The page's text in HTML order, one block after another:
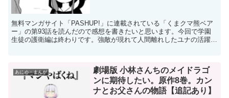
無料マンガサイト「PASHUP!」に連載されている「くまクマ熊ベア
ー」の第93話を読んだので感想を書きたいと思います。今回で学園
生徒の護衛編は終わりです。強敵が現れて人間離れしたユナの活躍で
あにめ・まんが
劇場版 小林さんちのメイドラゴ
ンに期待したい。原作8巻。カン
ナとお父さんの物語【追記あり】